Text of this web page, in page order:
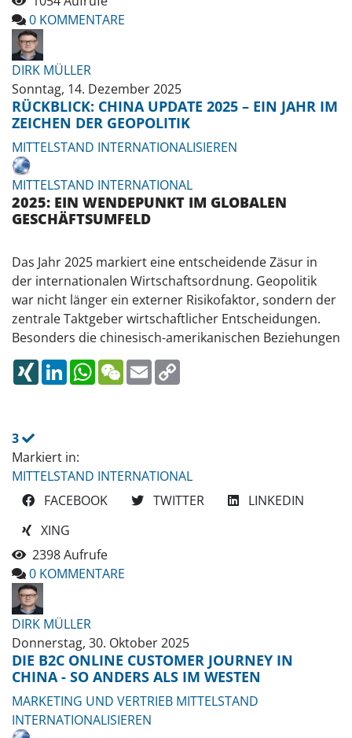
0 KOMMENTARE
DIRK MÜLLER
Sonntag, 14. Dezember 2025
RÜCKBLICK: CHINA UPDATE 2025 – EIN JAHR IM
ZEICHEN DER GEOPOLITIK
MITTELSTAND INTERNATIONALISIEREN
MITTELSTAND INTERNATIONAL
2025: EIN WENDEPUNKT IM GLOBALEN
GESCHÄFTSUMFELD
Das Jahr 2025 markiert eine entscheidende Zäsur in
der internationalen Wirtschaftsordnung. Geopolitik
war nicht länger ein externer Risikofaktor, sondern der
zentrale Taktgeber wirtschaftlicher Entscheidungen.
Besonders die chinesisch-amerikanischen Beziehungen
XINGLINKEDINWHATSAPP
WECHAT
EMAIL
3
Markiert in:
MITTELSTAND INTERNATIONAL
FACEBOOK
TWITTER
LINKEDIN
XING
2398 Aufrufe
0 KOMMENTARE
DIRK MÜLLER
Donnerstag, 30. Oktober 2025
DIE B2C ONLINE CUSTOMER JOURNEY IN
CHINA - SO ANDERS ALS IM WESTEN
MARKETING UND VERTRIEB MITTELSTAND
INTERNATIONALISIEREN